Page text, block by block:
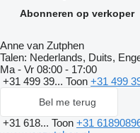
Abonneren op verkoper
Anne van Zutphen
Talen: Nederlands, Duits,
Ma - Vr 08:00 - 17:00
+31 499 39... Toon +31 499
Bel me terug
+31 618... Toon +31